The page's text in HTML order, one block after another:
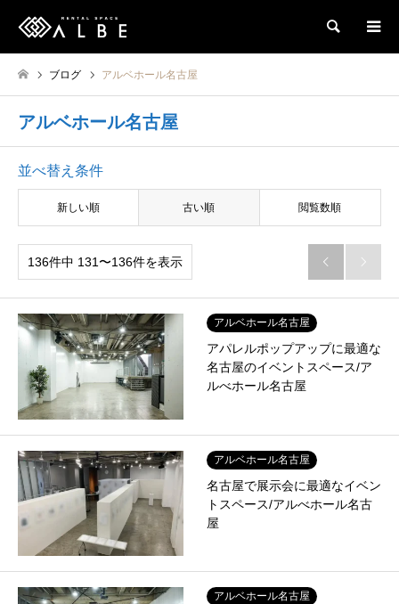
検索
ブログ アルベホール名古屋
アルベホール名古屋
並べ替え条件
新しい順 古い順 閲覧数順
136件中 131〜136件を表示  
アルベホール名古屋
アパレルポップアップに最適な
名古屋のイベントスペース/ア
ルべホール名古屋
アルベホール名古屋
名古屋で展示会に最適なイベン
トスペース/アルべホール名古
屋
アルベホール名古屋